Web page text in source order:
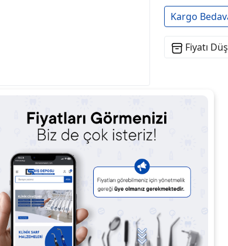
Kargo
Fiyatı